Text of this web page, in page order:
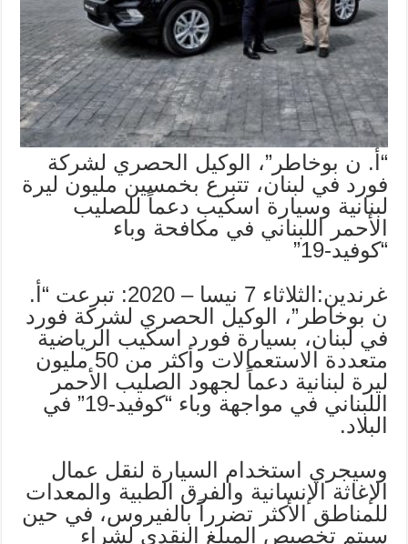
“أ. ن بوخاطر”، الوكيل الحصري لشركة
فورد في لبنان، تتبرع بخمسين مليون ليرة
لبنانية وسيارة اسكيب دعماً للصليب
الأحمر اللبناني في مكافحة وباء
“كوفيد-19”
غرندين:الثلاثاء 7 نيسا – 2020: تبرعت “أ.
ن بوخاطر”، الوكيل الحصري لشركة فورد
في لبنان، بسيارة فورد اسكيب الرياضية
متعددة الاستعمالات وأكثر من 50 مليون
ليرة لبنانية دعماً لجهود الصليب الأحمر
اللبناني في مواجهة وباء “كوفيد-19” في
البلاد.
وسيجري استخدام السيارة لنقل عمال
الإغاثة الإنسانية والفرق الطبية والمعدات
للمناطق الأكثر تضرراً بالفيروس، في حين
سيتم تخصيص المبلغ النقدي لشراء